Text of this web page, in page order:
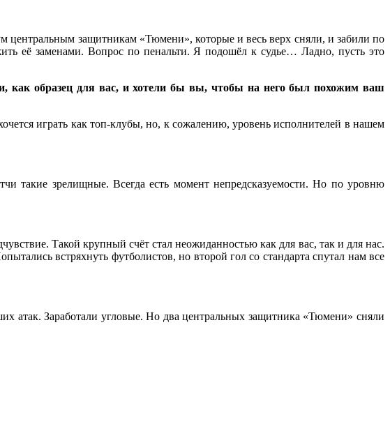
центральным защитникам «Тюмени», которые и весь верх сняли, и забили по
её заменами. Вопрос по пенальти. Я подошёл к судье… Ладно, пусть это
как образец для вас, и хотели бы вы, чтобы на него был похожим ваш
играть как топ-клубы, но, к сожалению, уровень исполнителей в нашем
такие зрелищные. Всегда есть момент непредсказуемости. Но по уровню
Такой крупный счёт стал неожиданностью как для вас, так и для нас.
встряхнуть футболистов, но второй гол со стандарта спутал нам все
Заработали угловые. Но два центральных защитника «Тюмени» сняли